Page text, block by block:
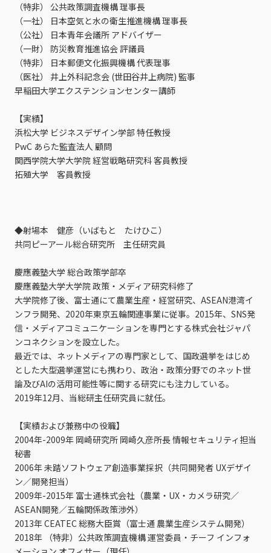
（特非） 公共政策調査機構 理事長
（一社） 日本空気と水の衛生推進機構 理事長
（公社） 日本青年会議所 アドバイザー
（一財） 防災教育推進協会 評議員
（特非） 日本郵便文化振興機構 代表理事
（医社） 井上外科記念会 (世田谷井上病院) 監事
早稲田大学エクステンションセンター講師
【実績】
浜松大学 ビジネスデザイン学部 特任教授
PwC あらた監査法人 顧問
関西学院大学大学院 経営戦略研究科 客員教授
拓殖大学 客員教授
◆射場本 健彦（いばもと たけひこ）
共同ピーアール総合研究所 主任研究員
慶應義塾大学 総合政策学部卒
慶應義塾大学大学院 政策・メディア研究科修了
大学院修了後、富士通にて農業生産・経営研究、ASEAN港湾イ
ンフラ開発、2020年東京五輪関連事業に従事。2015年、SNS発
信・メディアコミュニケーションを専門とする株式会社ジャパ
ンコネクションを設立した。
最近では、ネットメディアの専門家として、国政選挙をはじめ
とした大型選挙運営にも携わり、政治・政策分野でのネット世
論及びAIの活用可能性等に関する研究にも注力している。
2019年12月、当総研主任研究員に就任。
【実績および兼務中の役職】
2004年-2009年 岡崎研究所 岡崎久彦所長 情報セキュリティ担当
秘書
2006年 未踏ソフトウェア創造事業採択（共同開発者 UXデザイ
ン／開発担当）
2009年-2015年 富士通株式会社（農業・UX・カメラ研究／
ASEAN開発／五輪関係政策渉外）
2013年 CEATEC 総務大臣賞（富士通 農業生産システム開発）
2018年 （特非）公共政策調査機構 運営委員・チーフ インフォ